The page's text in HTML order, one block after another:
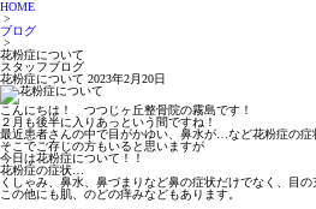
HOME
>
ブログ
>
花粉症について
スタッフブログ
花粉症について 2023年2月20日
こんにちは！ つつじヶ丘整骨院の霧島です！
２月も後半に入りあっという間ですね！
最近患者さんの中で目がかゆい、鼻水が…など花粉症の
そこでご存じの方もいると思いますが
今日は花粉症について！！
花粉症の症状…
くしゃみ、鼻水、鼻づまりなど鼻の症状だけでなく、目
この他にも肌、のどの痒みなどもあります。